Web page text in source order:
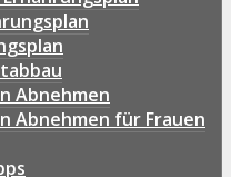
Abnehmen
Abnehmen für Frauen